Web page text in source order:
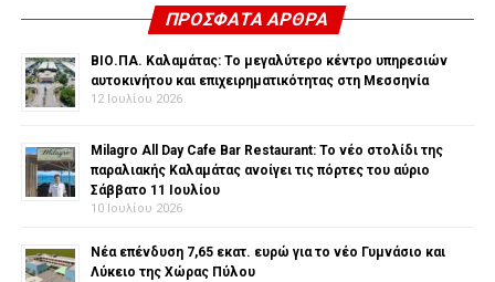
ΠΡΌΣΦΑΤΑ ΆΡΘΡΑ
ΒΙΟ.ΠΑ. Καλαμάτας: Το μεγαλύτερο κέντρο υπηρεσιών
αυτοκινήτου και επιχειρηματικότητας στη Μεσσηνία
12 Ιουλίου 2026
Milagro All Day Cafe Bar Restaurant: Το νέο στολίδι της
παραλιακής Καλαμάτας ανοίγει τις πόρτες του αύριο
Σάββατο 11 Ιουλίου
10 Ιουλίου 2026
Νέα επένδυση 7,65 εκατ. ευρώ για το νέο Γυμνάσιο και
Λύκειο της Χώρας Πύλου